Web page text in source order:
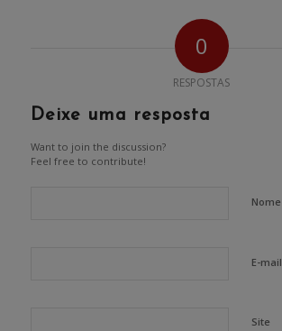
0
RESPOSTAS
Deixe uma resposta
Want to join the discussion?
Feel free to contribute!
Nome
E-mail
Site